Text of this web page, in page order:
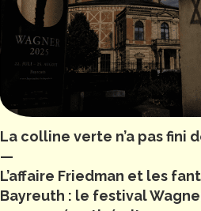
La colline verte n’a pas fini
—
L’affaire Friedman et les
Bayreuth : le festival